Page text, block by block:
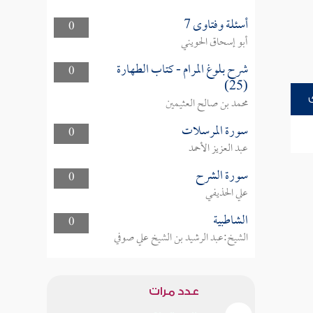
0 أسئلة وفتاوى 7
أبو إسحاق الحويني
0
شرح بلوغ المرام - كتاب الطهارة
(25)
محمد بن صالح العثيمين
0
سورة المرسلات
عبد العزيز الأحمد
0
سورة الشرح
علي الحذيفي
0
الشاطبية
الشيخ:عبد الرشيد بن الشيخ علي صوفي
عدد مرات